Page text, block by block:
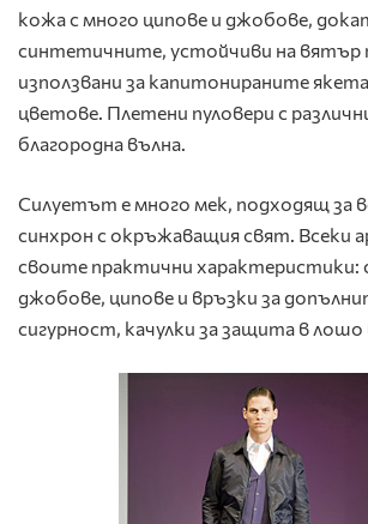
кожа с много ципове и джобове,
синтетичните, устойчиви на вятър
използвани за капитонираните
цветове. Плетени пуловери с
благородна вълна.
Силуетът е много мек, подходящ за
синхрон с окръжаващия свят. Всеки
своите практични характеристики:
джобове, ципове и връзки за
сигурност, качулки за защита в лошо